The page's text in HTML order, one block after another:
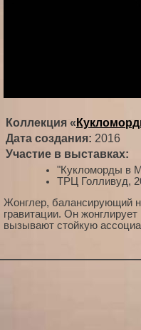
Коллекция «
Дата создания: 2016
Участие в выставках:
"Кукломорды в
ТРЦ Голливуд,
Жонглер, балансирующий
гравитации. Он
вызывают стойкую